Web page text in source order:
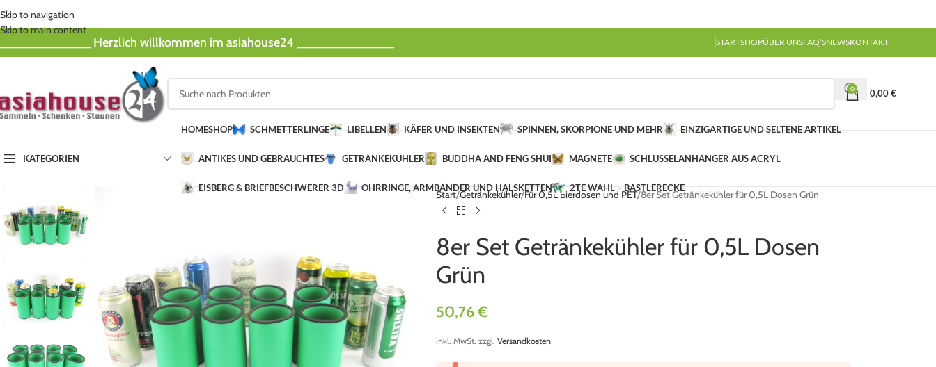
Skip to navigation
Skip to main content
Herzlich willkommen im asiahouse24 ______________ STARTSHOPÜBER UNSFAQ’SNEWSKONTAKT
0 0,00€
KATEGORIEN
HOMESHOP SCHMETTERLINGE LIBELLEN KÄFER UND INSEKTEN SPINNEN, SKORPIONE UND MEHR EINZIGARTIGE UND SELTENE ARTIKEL
ANTIKES UND GEBRAUCHTES GETRÄNKEKÜHLER BUDDHA AND FENG SHUI MAGNETE SCHLÜSSELANHÄNGER AUS ACRYL
EISBERG & BRIEFBESCHWERER 3D OHRRINGE, ARMBÄNDER UND HALSKETTEN 2TE WAHL – BASTLERECKE
Start Getränkekühler Für 0,5L Bierdosen und PET 8er Set Getränkekühler für 0,5L Dosen Grün
8er Set Getränkekühler für 0,5L Dosen
Grün
50,76€
inkl. MwSt. zzgl. Versandkosten